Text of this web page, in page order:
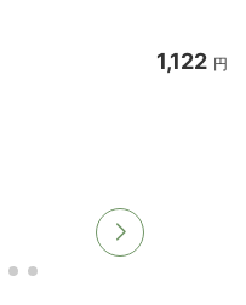
1,122 円